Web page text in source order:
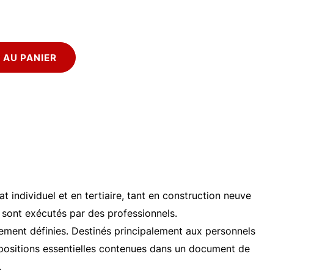
individuel et en tertiaire, tant en construction neuve
exécutés par des professionnels.
définies. Destinés principalement aux personnels
essentielles contenues dans un document de